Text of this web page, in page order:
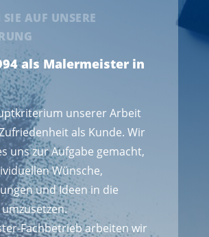
AUF UNSERE
als Malermeister in
unserer Arbeit
als Kunde. Wir
uns zur Aufgabe gemacht,
Wünsche,
und Ideen in die
Fachbetrieb arbeiten wir